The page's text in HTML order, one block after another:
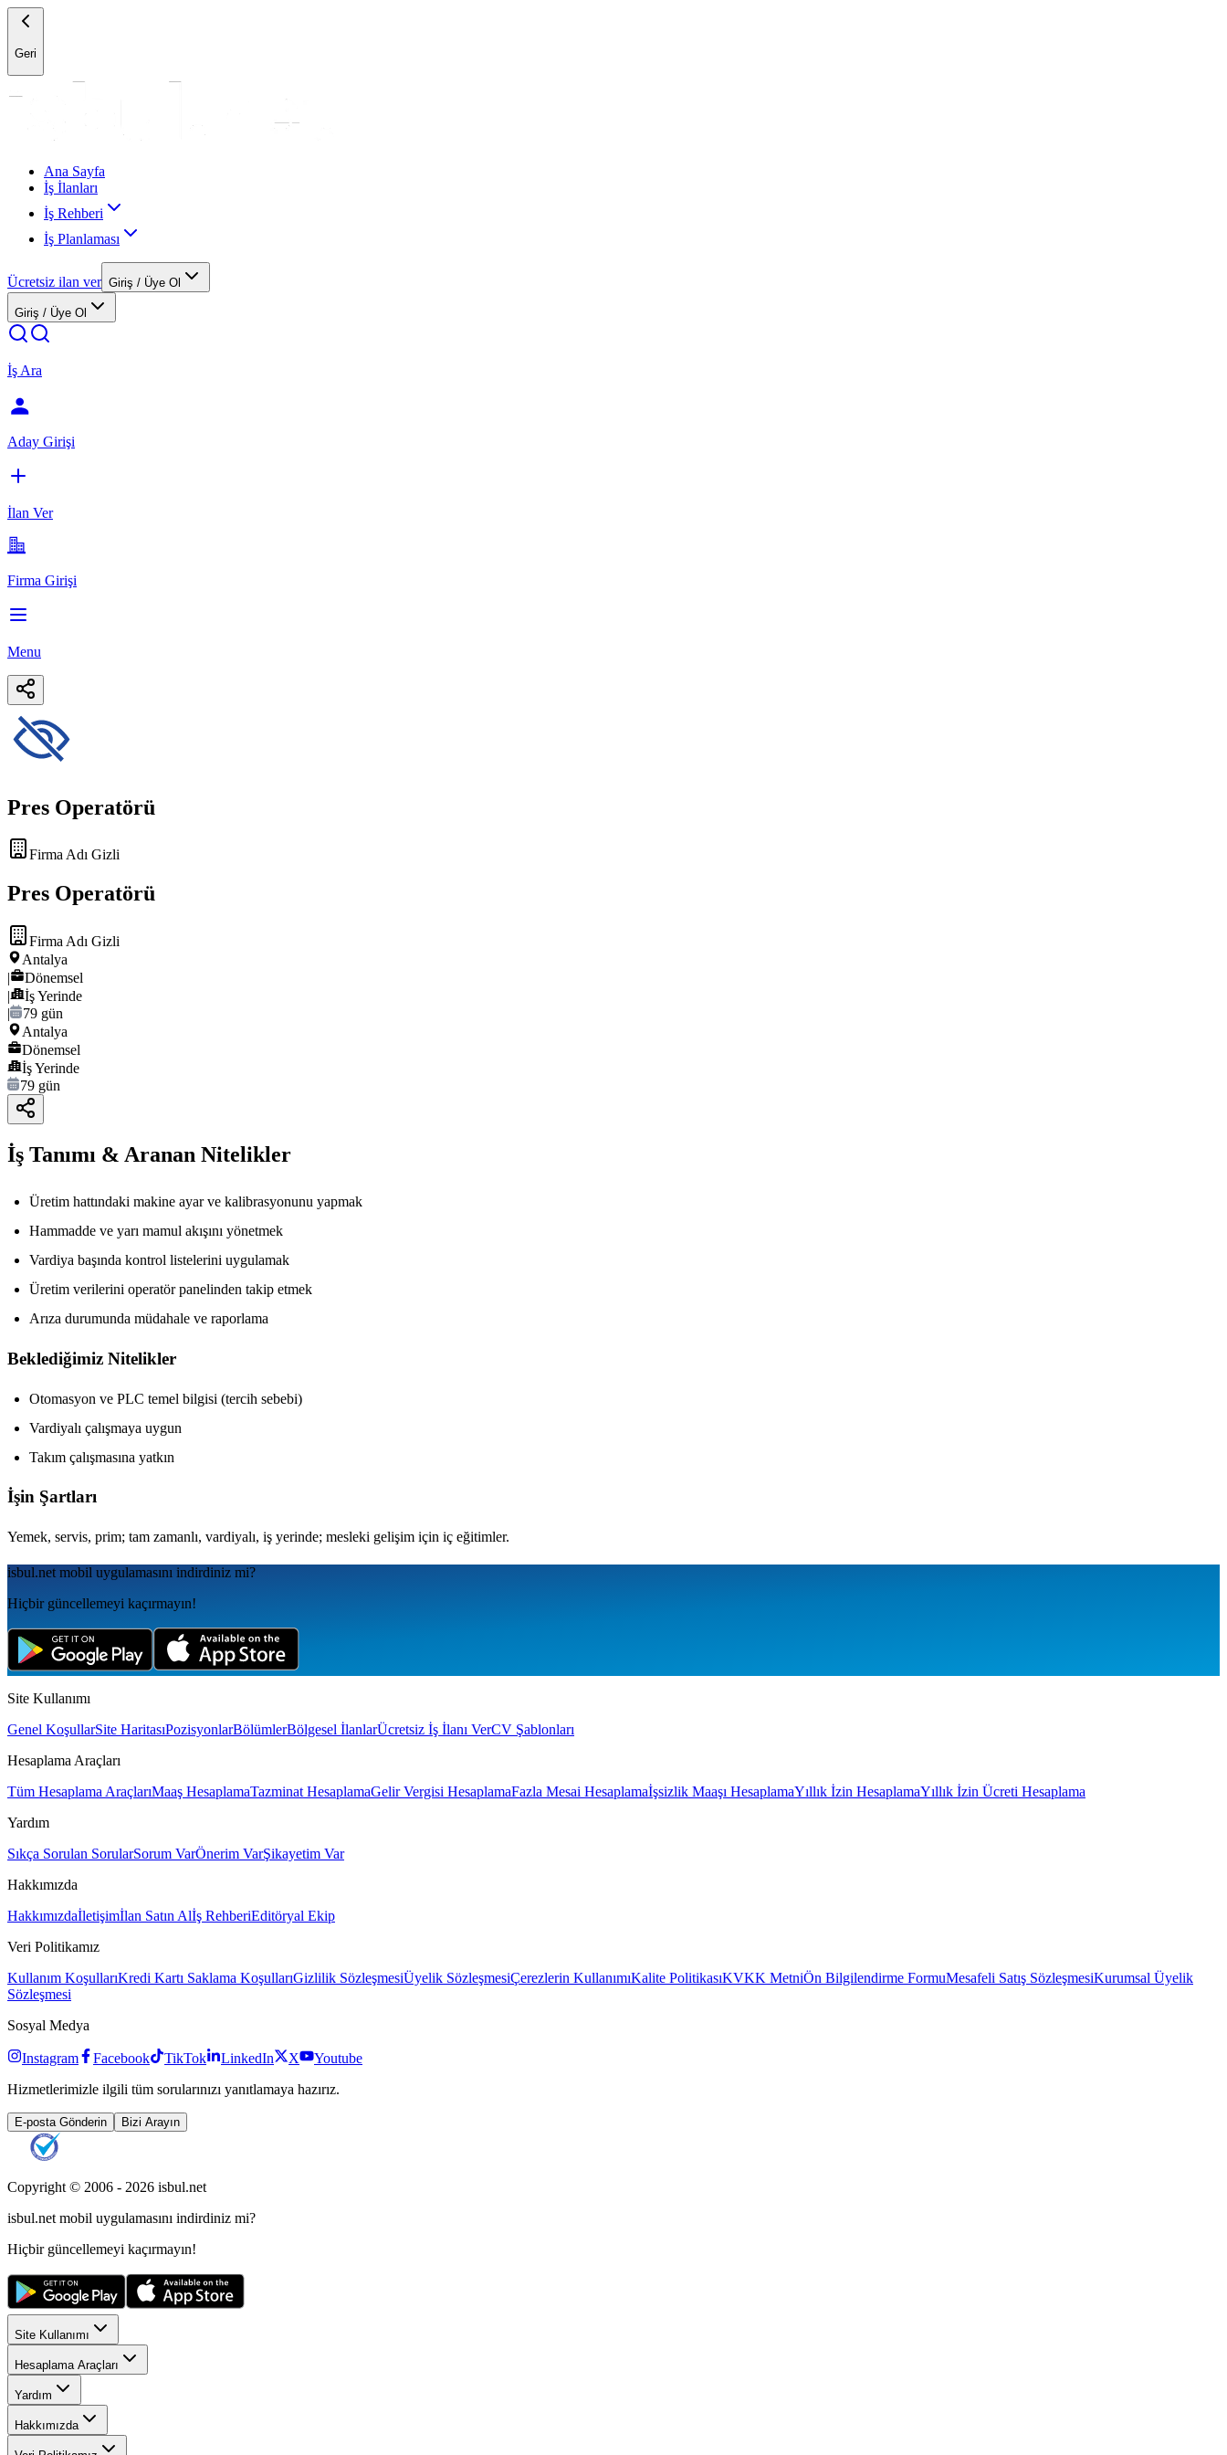
Geri
Ana Sayfa
İş İlanları
İş Rehberi
İş Planlaması
Ücretsiz ilan ver Giriş / Üye Ol
Giriş / Üye Ol
İş Ara
Aday Girişi
İlan Ver
Firma Girişi
Menu
Pres Operatörü
Firma Adı Gizli
Pres Operatörü
Firma Adı Gizli
Antalya
|
Dönemsel
|
İş Yerinde
|
79 gün
Antalya
Dönemsel
İş Yerinde
79 gün
İş Tanımı & Aranan Nitelikler
Üretim hattındaki makine ayar ve kalibrasyonunu yapmak
Hammadde ve yarı mamul akışını yönetmek
Vardiya başında kontrol listelerini uygulamak
Üretim verilerini operatör panelinden takip etmek
Arıza durumunda müdahale ve raporlama
Beklediğimiz Nitelikler
Otomasyon ve PLC temel bilgisi (tercih sebebi)
Vardiyalı çalışmaya uygun
Takım çalışmasına yatkın
İşin Şartları
Yemek, servis, prim; tam zamanlı, vardiyalı, iş yerinde; mesleki gelişim için iç eğitimler.
isbul.net mobil uygulamаsını indirdiniz mi?
Hiçbir güncellemeyi kaçırmayın!
Site Kullanımı
Genel KoşullarSite HaritasıPozisyonlarBölümlerBölgesel İlanlarÜcretsiz İş İlanı VerCV Şablonları
Hesaplama Araçları
Tüm Hesaplama AraçlarıMaaş HesaplamaTazminat HesaplamaGelir Vergisi HesaplamaFazla Mesai Hesaplamaİşsizlik Maaşı HesaplamaYıllık İzin HesaplamaYıllık İzin Ücreti Hesaplama
Yardım
Sıkça Sorulan SorularSorum VarÖnerim VarŞikayetim Var
Hakkımızda
Hakkımızdaİletişimİlan Satın Alİş RehberiEditöryal Ekip
Veri Politikamız
Kullanım KoşullarıKredi Kartı Saklama KoşullarıGizlilik SözleşmesiÜyelik SözleşmesiÇerezlerin KullanımıKalite PolitikasıKVKK MetniÖn Bilgilendirme FormuMesafeli Satış SözleşmesiKurumsal Üyelik
Sözleşmesi
Sosyal Medya
Instagram Facebook TikTok LinkedIn X
Youtube
Hizmetlerimizle ilgili tüm sorularınızı yanıtlamaya hazırız.
E-posta Gönderin Bizi Arayın
Copyright © 2006 - 2026 isbul.net
isbul.net mobil uygulamasını indirdiniz mi?
Hiçbir güncellemeyi kaçırmayın!
Site Kullanımı
Hesaplama Araçları
Yardım
Hakkımızda